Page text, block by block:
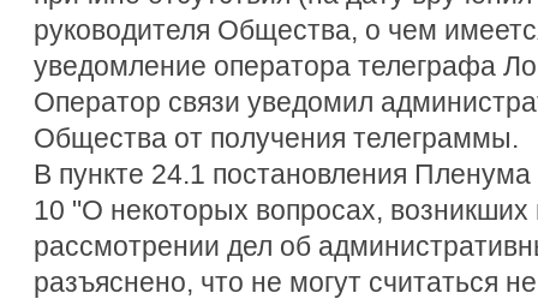
руководителя Общества, о чем
уведомление оператора телеграфа
Оператор связи уведомил
Общества от получения телеграммы.
В пункте 24.1 постановления
10 "О некоторых вопросах, возникших
рассмотрении дел об
разъяснено, что не могут считаться